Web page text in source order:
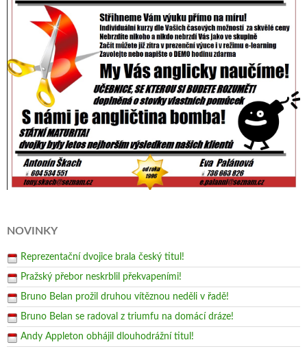
NOVINKY
Reprezentační dvojice brala český titul!
Pražský přebor neskrblil překvapeními!
Bruno Belan prožil druhou vítěznou neděli v řadě!
Bruno Belan se radoval z triumfu na domácí dráze!
Andy Appleton obhájil dlouhodrážní titul!